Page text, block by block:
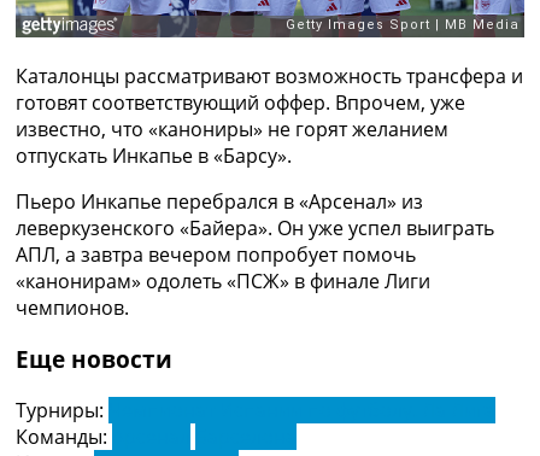
Рейтинг стран УЕФА
Рейтинг клубов УЕФА
Рейтинг ФИФА
ТВ программа
RU
UA
Categories
Главная
Новости футбола
Трансферы
Последние комментарии
Конкурс прогнозов
Каталонцы рассматривают возможность трансфера и
готовят соответствующий оффер. Впрочем, уже
известно, что «канониры» не горят желанием
отпускать Инкапье в «Барсу».
Пьеро Инкапье перебрался в «Арсенал» из
леверкузенского «Байера». Он уже успел выиграть
АПЛ, а завтра вечером попробует помочь
«канонирам» одолеть «ПСЖ» в финале Лиги
чемпионов.
Еще новости
Турниры:
Команды: